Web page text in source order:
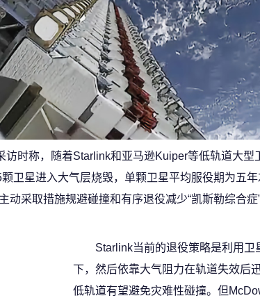
访时称，随着Starlink和亚马逊Kuiper等低轨道大
卫星进入大气层烧毁，单颗卫星平均服役期为五
动采取措施规避碰撞和有序退役减少“凯斯勒综合
Starlink当前的退役策略是利用
下，然后依靠大气阻力在轨道失效后
低轨道有望避免灾难性碰撞。但